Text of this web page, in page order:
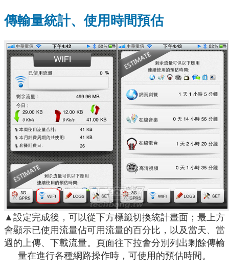
傳輸量統計、使用時間預估
▲設定完成後，可以從下方標籤切換統計畫面；最上方
會顯示已使用流量佔可用流量的百分比，以及當天、當
週的上傳、下載流量。頁面往下拉會分別列出剩餘傳輸
量在進行各種網路操作時，可使用的預估時間。